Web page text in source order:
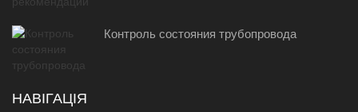
Контроль состояния трубопровода
НАВІГАЦІЯ